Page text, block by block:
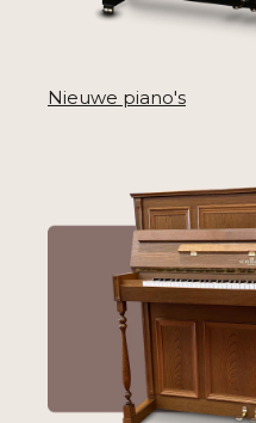
Nieuwe piano's